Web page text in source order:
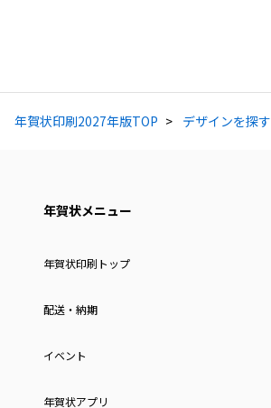
年賀状印刷2027年版TOP デザインを探す
年賀状メニュー
年賀状印刷トップ
配送・納期
イベント
年賀状アプリ